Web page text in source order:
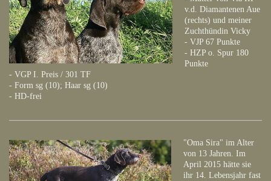
v.d. Diamantenen Aue
(rechts) und meiner
Zuchthündin Vicky
- VJP 67 Punkte
- HZP o. Spur 180
Punkte
- VGP I. Preis / 301 TF
- Form sg (10); Haar sg (10)
- HD-frei
"Oma Sira" im Alter
von 13 Jahren. Im
April 2015 hätte sie
ihr 14. Lebensjahr fast